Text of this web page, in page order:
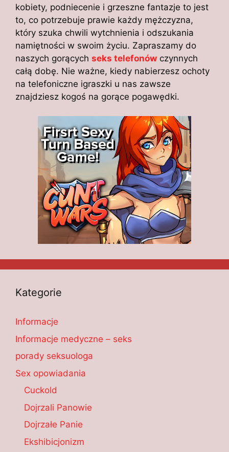
kobiety, podniecenie i grzeszne fantazje to jest
to, co potrzebuje prawie każdy mężczyzna,
który szuka chwili wytchnienia i odszukania
namiętności w swoim życiu. Zapraszamy do
naszych gorących seks telefonów czynnych
całą dobę. Nie ważne, kiedy nabierzesz ochoty
na telefoniczne igraszki u nas zawsze
znajdziesz kogoś na gorące pogawędki.
Kategorie
Informacje
Informacje medyczne – seks
porady seksuologa
Sex opowiadania
Cuckold
Dojrzali Panowie
Dojrzałe Panie
Ekshibicjonizm